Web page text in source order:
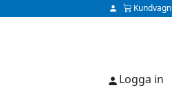
Kundvagn
Logga in